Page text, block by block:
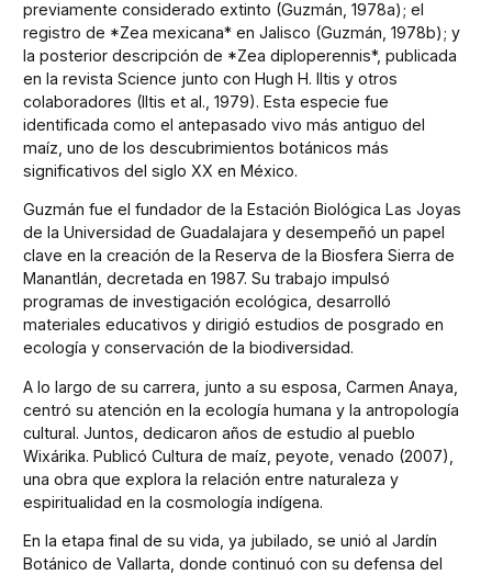
previamente considerado extinto (Guzmán, 1978a); el
registro de *Zea mexicana* en Jalisco (Guzmán, 1978b); y
la posterior descripción de *Zea diploperennis*, publicada
en la revista Science junto con Hugh H. Iltis y otros
colaboradores (Iltis et al., 1979). Esta especie fue
identificada como el antepasado vivo más antiguo del
maíz, uno de los descubrimientos botánicos más
significativos del siglo XX en México.
Guzmán fue el fundador de la Estación Biológica Las Joyas
de la Universidad de Guadalajara y desempeñó un papel
clave en la creación de la Reserva de la Biosfera Sierra de
Manantlán, decretada en 1987. Su trabajo impulsó
programas de investigación ecológica, desarrolló
materiales educativos y dirigió estudios de posgrado en
ecología y conservación de la biodiversidad.
A lo largo de su carrera, junto a su esposa, Carmen Anaya,
centró su atención en la ecología humana y la antropología
cultural. Juntos, dedicaron años de estudio al pueblo
Wixárika. Publicó Cultura de maíz, peyote, venado (2007),
una obra que explora la relación entre naturaleza y
espiritualidad en la cosmología indígena.
En la etapa final de su vida, ya jubilado, se unió al Jardín
Botánico de Vallarta, donde continuó con su defensa del